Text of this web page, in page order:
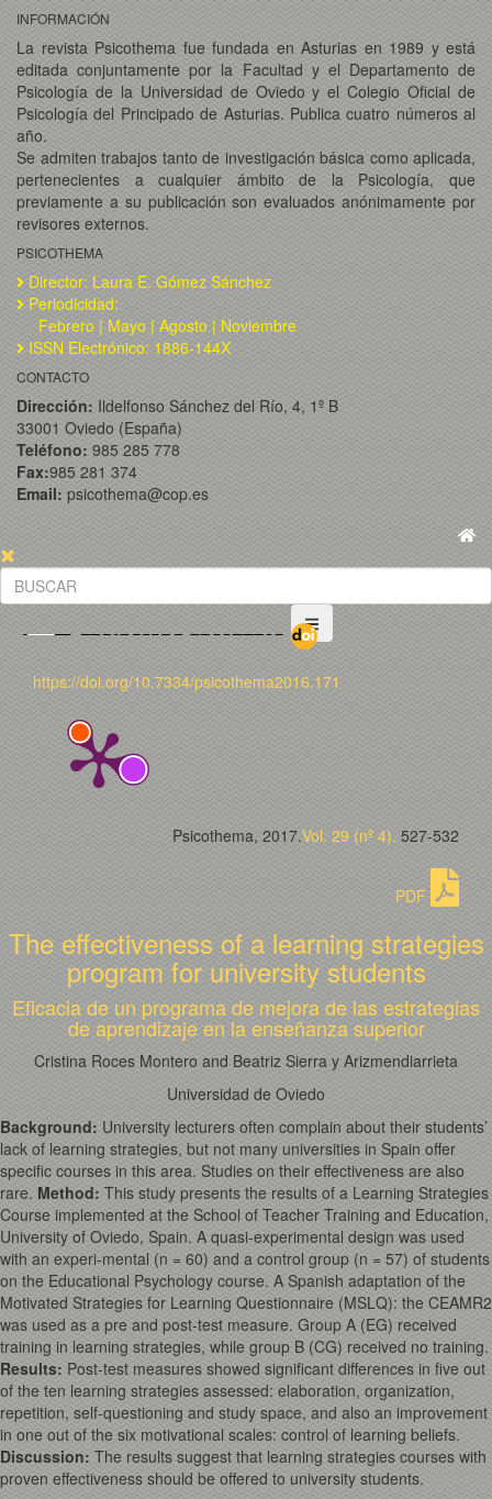
INFORMACIÓN
La revista Psicothema fue fundada en Asturias en 1989 y está
editada conjuntamente por la Facultad y el Departamento de
Psicología de la Universidad de Oviedo y el Colegio Oficial de
Psicología del Principado de Asturias. Publica cuatro números al
año.
Se admiten trabajos tanto de investigación básica como aplicada,
pertenecientes a cualquier ámbito de la Psicología, que
previamente a su publicación son evaluados anónimamente por
revisores externos.
PSICOTHEMA
Director: Laura E. Gómez Sánchez
Periodicidad:
Febrero | Mayo | Agosto | Noviembre
ISSN Electrónico: 1886-144X
CONTACTO
Dirección: Ildelfonso Sánchez del Río, 4, 1º B
33001 Oviedo (España)
Teléfono: 985 285 778
Fax:985 281 374
Email: psicothema@cop.es
https://doi.org/10.7334/psicothema2016.171
Psicothema, 2017.Vol. 29 (nº 4). 527-532
PDF
The effectiveness of a learning strategies
program for university students
Eficacia de un programa de mejora de las estrategias
de aprendizaje en la enseñanza superior
Cristina Roces Montero and Beatriz Sierra y Arizmendiarrieta
Universidad de Oviedo
Background: University lecturers often complain about their students’
lack of learning strategies, but not many universities in Spain offer
specific courses in this area. Studies on their effectiveness are also
rare. Method: This study presents the results of a Learning Strategies
Course implemented at the School of Teacher Training and Education,
University of Oviedo, Spain. A quasi-experimental design was used
with an experi-mental (n = 60) and a control group (n = 57) of students
on the Educational Psychology course. A Spanish adaptation of the
Motivated Strategies for Learning Questionnaire (MSLQ): the CEAMR2
was used as a pre and post-test measure. Group A (EG) received
training in learning strategies, while group B (CG) received no training.
Results: Post-test measures showed significant differences in five out
of the ten learning strategies assessed: elaboration, organization,
repetition, self-questioning and study space, and also an improvement
in one out of the six motivational scales: control of learning beliefs.
Discussion: The results suggest that learning strategies courses with
proven effectiveness should be offered to university students.